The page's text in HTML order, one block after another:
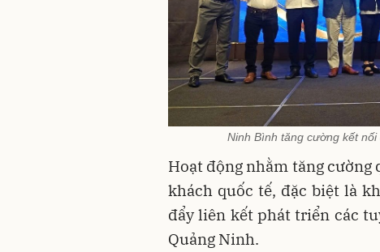
Ninh Bình tăng cường kết
Hoạt động nhằm tăng
khách quốc tế, đặc biệt là
đẩy liên kết phát triển các
Quảng Ninh.